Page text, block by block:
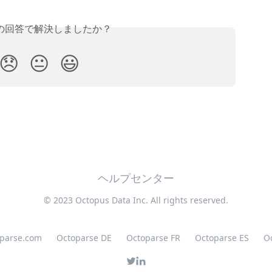
回答で解決しましたか？
😞 😐 😃
ヘルプセンター
© 2023 Octopus Data Inc. All rights reserved.
Octoparse DE Octoparse FR Octoparse ES